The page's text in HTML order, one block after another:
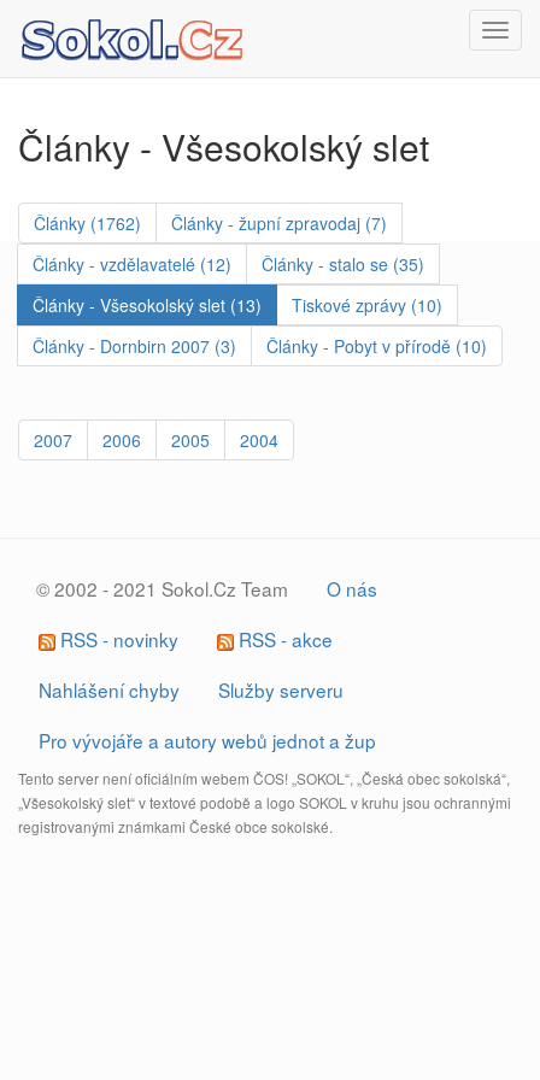
Články - Všesokolský slet
Články (1762)
Články - župní zpravodaj (7)
Články - vzdělavatelé (12)
Články - stalo se (35)
Články - Všesokolský slet (13)
Tiskové zprávy (10)
Články - Dornbirn 2007 (3)
Články - Pobyt v přírodě (10)
2007 2006 2005 2004
© 2002 - 2021 Sokol.Cz Team
O nás
RSS - novinky
RSS - akce
Nahlášení chyby
Služby serveru
Pro vývojáře a autory webů jednot a žup
Tento server není oficiálním webem ČOS! „SOKOL“, „Česká obec sokolská“,
„Všesokolský slet“ v textové podobě a logo SOKOL v kruhu jsou ochrannými
registrovanými známkami České obce sokolské.